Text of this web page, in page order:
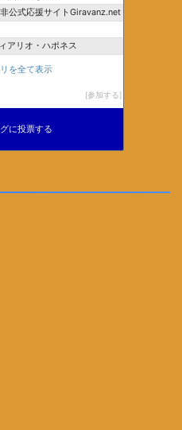
公式応援サイトGiravanz.net
アリオ・ハポネス
を全て表示
参加する
に投票する